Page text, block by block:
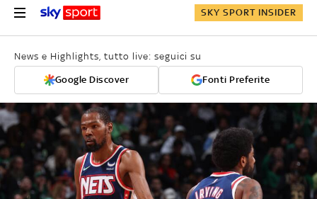
SKY SPORT INSIDER
News e Highlights, tutto live: seguici su
Google Discover Fonti Preferite